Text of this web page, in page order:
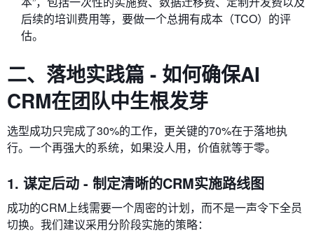
后续的培训费用等，要做一个总拥有成本（TCO）的评
估。
二、落地实践篇 - 如何确保AI
CRM在团队中生根发芽
选型成功只完成了30%的工作，更关键的70%在于落地执
行。一个再强大的系统，如果没人用，价值就等于零。
1. 谋定后动 - 制定清晰的CRM实施路线图
成功的CRM上线需要一个周密的计划，而不是一声令下全员
切换。我们建议采用分阶段实施的策略：